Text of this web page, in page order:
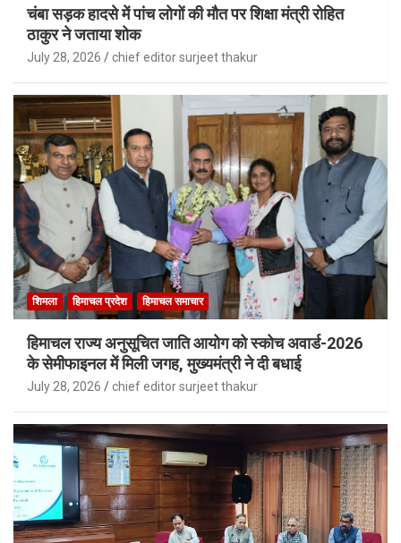
चंबा सड़क हादसे में पांच लोगों की मौत पर शिक्षा मंत्री रोहित
ठाकुर ने जताया शोक
July 28, 2026 chief editor surjeet thakur
शिमला हिमाचल प्रदेश हिमाचल समाचार
हिमाचल राज्य अनुसूचित जाति आयोग को स्कोच अवार्ड-2026
के सेमीफाइनल में मिली जगह, मुख्यमंत्री ने दी बधाई
July 28, 2026 chief editor surjeet thakur